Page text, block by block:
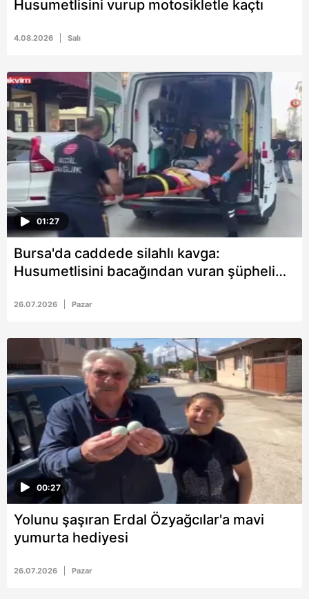
Husumetlisini vurup motosikletle kaçtı
4.08.2026 Salı
01:27
Bursa'da caddede silahlı kavga:
Husumetlisini bacağından vuran şüpheli
26.07.2026 Pazar
00:27
Yolunu şaşıran Erdal Özyağcılar'a mavi
yumurta hediyesi
26.07.2026 Pazar